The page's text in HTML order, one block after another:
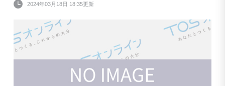
2024年03月18日 18:35更新